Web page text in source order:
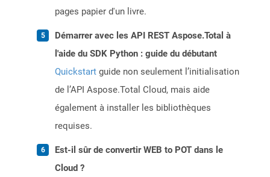
pages papier d'un livre.
Démarrer avec les API REST Aspose.Total à
l'aide du SDK Python : guide du débutant
Quickstart guide non seulement l’initialisation
de l’API Aspose.Total Cloud, mais aide
également à installer les bibliothèques
requises.
Est-il sûr de convertir WEB to POT dans le
Cloud ?